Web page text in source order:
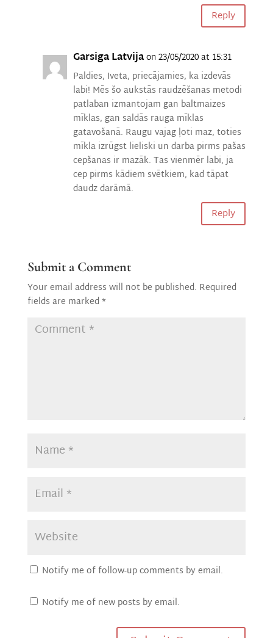
Reply
Garsiga Latvijaon 23/05/2020 at 15:31
Paldies, Iveta, priecājamies, ka izdevās
labi! Mēs šo aukstās raudzēšanas metodi
patlaban izmantojam gan baltmaizes
mīklas, gan saldās rauga mīklas
gatavošanā. Raugu vajag ļoti maz, toties
mīkla izrūgst lieliski un darba pirms pašas
cepšanas ir mazāk. Tas vienmēr labi, ja
cep pirms kādiem svētkiem, kad tāpat
daudz darāmā.
Reply
Submit a Comment
Your email address will not be published. Required
fields are marked *
Notify me of follow-up comments by email.
Notify me of new posts by email.